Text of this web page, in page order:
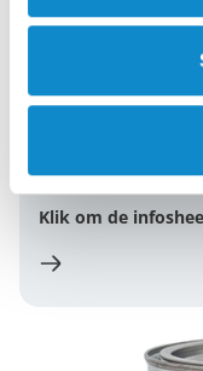
metalen
1000 ml blik
175 kg vat
Klik om de